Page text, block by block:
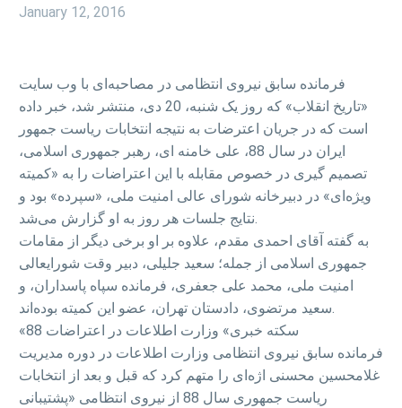
January 12, 2016
فرمانده سابق نیروی انتظامی در مصاحبه‌ای با وب سایت
«تاریخ انقلاب» که روز یک شنبه، 20 دی، منتشر شد، خبر داده
است که در جریان اعترضات به نتیجه انتخابات ریاست جمهور
ایران در سال 88، علی خامنه ای، رهبر جمهوری اسلامی،
تصمیم گیری در خصوص مقابله با این اعتراضات را به «کمیته
ویژه‌ای» در دبیرخانه شورای عالی امنیت ملی، «سپرده» بود و
نتایج جلسات هر روز به او گزارش می‌شد.
به گفته آقای احمدی مقدم، علاوه بر او برخی دیگر از مقامات
جمهوری اسلامی از جمله؛ سعید جلیلی، دبیر وقت شورایعالی
امنیت ملی، محمد علی جعفری، فرمانده سپاه پاسداران، و
سعید مرتضوی، دادستان تهران، عضو این کمیته بوده‌اند.
«سکته خبری» وزارت اطلاعات در اعتراضات 88
فرمانده سابق نیروی انتظامی وزارت اطلاعات در دوره مدیریت
غلامحسین محسنی اژه‌ای را متهم کرد که قبل و بعد از انتخابات
ریاست جمهوری سال 88 از نیروی انتظامی «پشتیبانی